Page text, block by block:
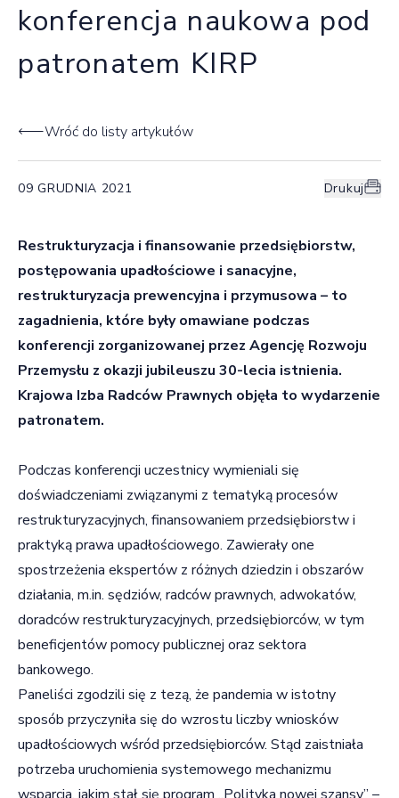
konferencja naukowa pod
patronatem KIRP
Wróć do listy artykułów
09 GRUDNIA 2021 Drukuj
Restrukturyzacja i finansowanie przedsiębiorstw,
postępowania upadłościowe i sanacyjne,
restrukturyzacja prewencyjna i przymusowa – to
zagadnienia, które były omawiane podczas
konferencji zorganizowanej przez Agencję Rozwoju
Przemysłu z okazji jubileuszu 30-lecia istnienia.
Krajowa Izba Radców Prawnych objęła to wydarzenie
patronatem.
Podczas konferencji uczestnicy wymieniali się
doświadczeniami związanymi z tematyką procesów
restrukturyzacyjnych, finansowaniem przedsiębiorstw i
praktyką prawa upadłościowego. Zawierały one
spostrzeżenia ekspertów z różnych dziedzin i obszarów
działania, m.in. sędziów, radców prawnych, adwokatów,
doradców restrukturyzacyjnych, przedsiębiorców, w tym
beneficjentów pomocy publicznej oraz sektora
bankowego.
Paneliści zgodzili się z tezą, że pandemia w istotny
sposób przyczyniła się do wzrostu liczby wniosków
upadłościowych wśród przedsiębiorców. Stąd zaistniała
potrzeba uruchomienia systemowego mechanizmu